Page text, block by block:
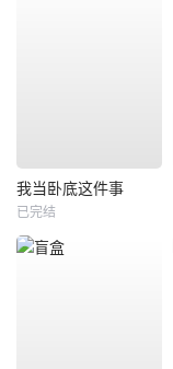
我当卧底这件事
已完结